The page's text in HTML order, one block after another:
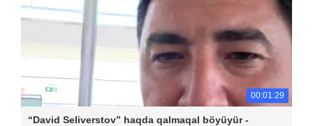
00:01:29
“David Seliverstov” haqda qalmaqal böyüyür -